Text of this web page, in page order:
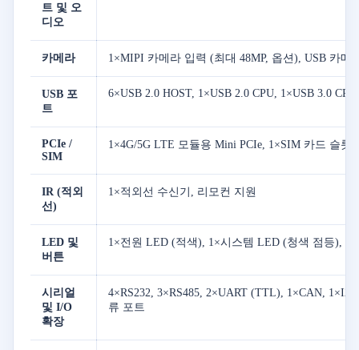
트 및 오
디오
카메라 1×MIPI 카메라 입력 (최대 48MP, 옵션), USB 카메
USB 포
트
6×USB 2.0 HOST, 1×USB 2.0 CPU, 1×USB 3.0
PCIe /
SIM
1×4G/5G LTE 모듈용 Mini PCIe, 1×SIM 카드 슬롯,
IR (적외
선)
1×적외선 수신기, 리모컨 지원
LED 및
버튼
1×전원 LED (적색), 1×시스템 LED (청색 점등),
시리얼
및 I/O
확장
4×RS232, 3×RS485, 2×UART (TTL), 1×CAN,
류 포트